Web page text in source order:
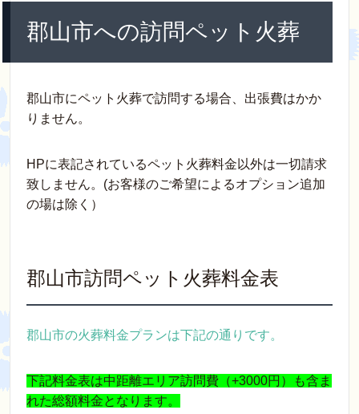
郡山市への訪問ペット火葬
郡山市にペット火葬で訪問する場合、出張費はかか
りません。
HPに表記されているペット火葬料金以外は一切請求
致しません。(お客様のご希望によるオプション追加
の場は除く）
郡山市訪問ペット火葬料金表
郡山市の火葬料金プランは下記の通りです。
下記料金表は中距離エリア訪問費（+3000円）も含ま
れた総額料金となります。